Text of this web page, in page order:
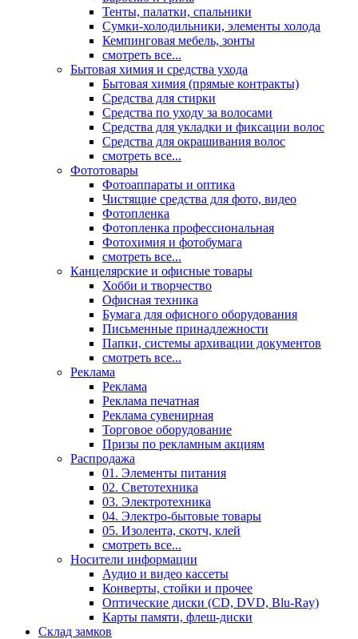
Тенты, палатки, спальники
Сумки-холодильники, элементы холода
Кемпинговая мебель, зонты
смотреть все...
Бытовая химия и средства ухода
Бытовая химия (прямые контракты)
Средства для стирки
Средства по уходу за волосами
Средства для укладки и фиксации волос
Средства для окрашивания волос
смотреть все...
Фототовары
Фотоаппараты и оптика
Чистящие средства для фото, видео
Фотопленка
Фотопленка профессиональная
Фотохимия и фотобумага
смотреть все...
Канцелярские и офисные товары
Хобби и творчество
Офисная техника
Бумага для офисного оборудования
Письменные принадлежности
Папки, системы архивации документов
смотреть все...
Реклама
Реклама
Реклама печатная
Реклама сувенирная
Торговое оборудование
Призы по рекламным акциям
Распродажа
01. Элементы питания
02. Светотехника
03. Электротехника
04. Электро-бытовые товары
05. Изолента, скотч, клей
смотреть все...
Носители информации
Аудио и видео кассеты
Конверты, стойки и прочее
Оптические диски (CD, DVD, Blu-Ray)
Карты памяти, флеш-диски
Склад замков